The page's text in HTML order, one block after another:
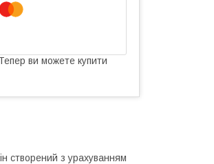
ви можете купити
створений з урахуванням